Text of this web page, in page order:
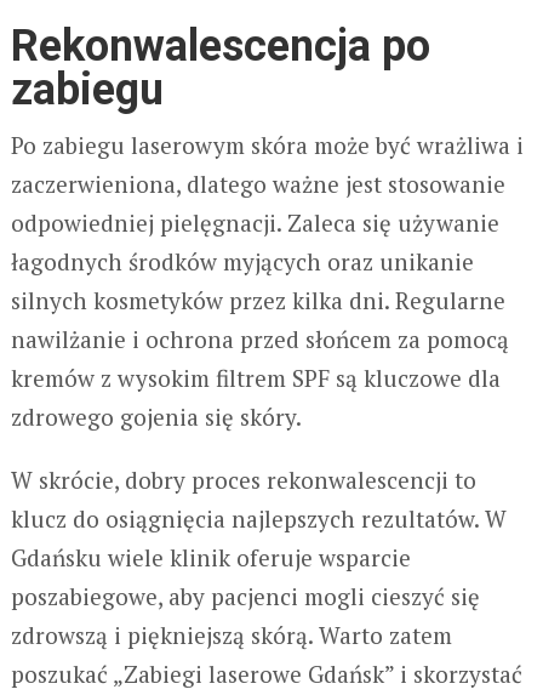
Rekonwalescencja po
zabiegu
Po zabiegu laserowym skóra może być wrażliwa i
zaczerwieniona, dlatego ważne jest stosowanie
odpowiedniej pielęgnacji. Zaleca się używanie
łagodnych środków myjących oraz unikanie
silnych kosmetyków przez kilka dni. Regularne
nawilżanie i ochrona przed słońcem za pomocą
kremów z wysokim filtrem SPF są kluczowe dla
zdrowego gojenia się skóry.
W skrócie, dobry proces rekonwalescencji to
klucz do osiągnięcia najlepszych rezultatów. W
Gdańsku wiele klinik oferuje wsparcie
poszabiegowe, aby pacjenci mogli cieszyć się
zdrowszą i piękniejszą skórą. Warto zatem
poszukać „Zabiegi laserowe Gdańsk” i skorzystać